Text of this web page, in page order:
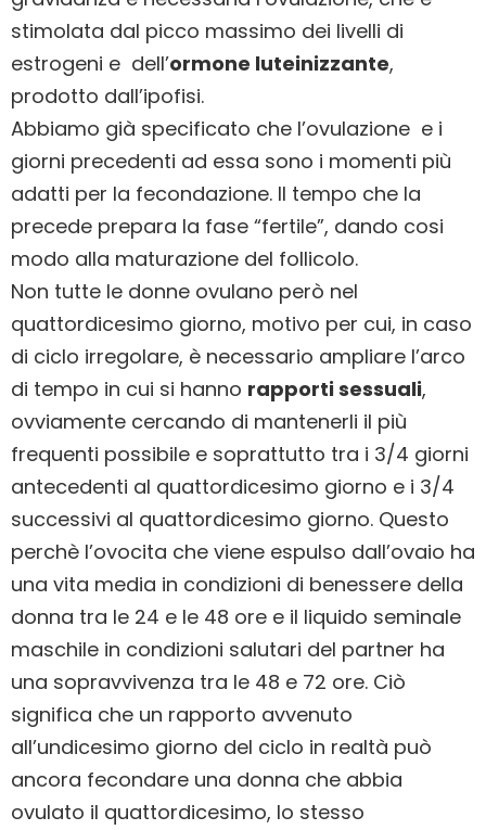
stimolata dal picco massimo dei livelli di
estrogeni e dell’ormone luteinizzante,
prodotto dall’ipofisi.
Abbiamo già specificato che l’ovulazione e i
giorni precedenti ad essa sono i momenti più
adatti per la fecondazione. Il tempo che la
precede prepara la fase “fertile”, dando cosi
modo alla maturazione del follicolo.
Non tutte le donne ovulano però nel
quattordicesimo giorno, motivo per cui, in caso
di ciclo irregolare, è necessario ampliare l’arco
di tempo in cui si hanno rapporti sessuali,
ovviamente cercando di mantenerli il più
frequenti possibile e soprattutto tra i 3/4 giorni
antecedenti al quattordicesimo giorno e i 3/4
successivi al quattordicesimo giorno. Questo
perchè l’ovocita che viene espulso dall’ovaio ha
una vita media in condizioni di benessere della
donna tra le 24 e le 48 ore e il liquido seminale
maschile in condizioni salutari del partner ha
una sopravvivenza tra le 48 e 72 ore. Ciò
significa che un rapporto avvenuto
all’undicesimo giorno del ciclo in realtà può
ancora fecondare una donna che abbia
ovulato il quattordicesimo, lo stesso